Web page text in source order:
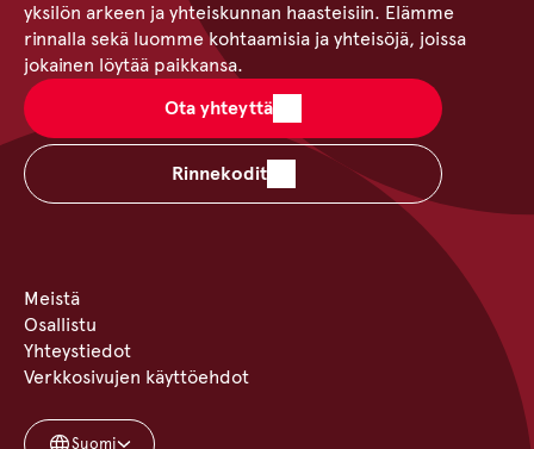
yksilön arkeen ja yhteiskunnan haasteisiin. Elämme
rinnalla sekä luomme kohtaamisia ja yhteisöjä, joissa
jokainen löytää paikkansa.
Ota yhteyttä
Rinnekodit
Meistä
Osallistu
Yhteystiedot
Verkkosivujen käyttöehdot
Suomi